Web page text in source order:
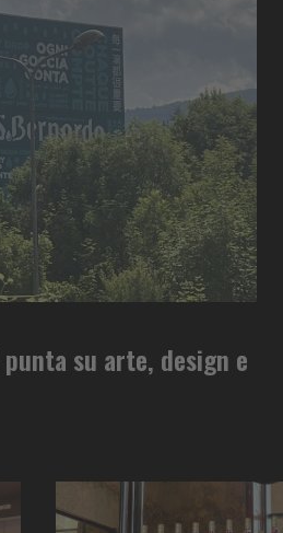
su arte, design e